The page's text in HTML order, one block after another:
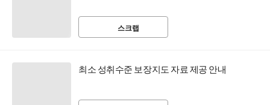
스크랩
최소 성취수준 보장지도 자료 제공 안내